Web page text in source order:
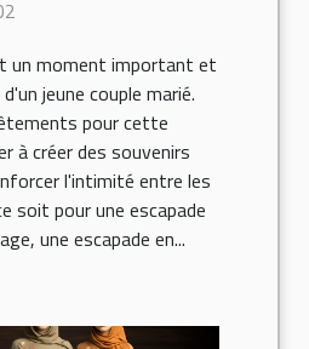
un moment important et
jeune couple marié.
pour cette
à créer des souvenirs
l'intimité entre les
soit pour une escapade
une escapade en...